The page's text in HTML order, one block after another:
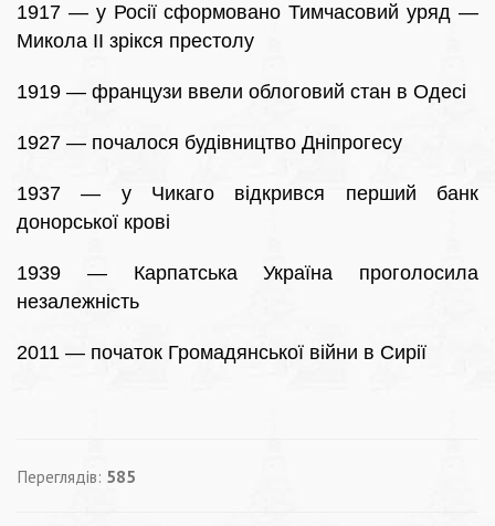
1917 — у Росії сформовано Тимчасовий уряд —
Микола II зрікся престолу
1919 — французи ввели облоговий стан в Одесі
1927 — почалося будівництво Дніпрогесу
1937 — у Чикаго відкрився перший банк
донорської крові
1939 — Карпатська Україна проголосила
незалежність
2011 — початок Громадянської війни в Сирії
Переглядів: 585